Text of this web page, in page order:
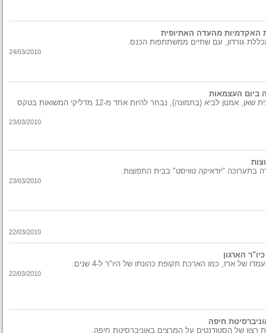
האקדמיות מהעדה האתיופית
גורדון, עם שתיים ממשתתפות הכנס.
24/03/2010
ביום העצמאות
מייסד ומנהל בית הספר לחינוך מיוחד גולני בבית שאן, אמנון לביא (בתמונה), נבחר להיות אחד מ-12 מדליקי המשואות בטקס
23/03/2010
בתערוכה "יודאיקה טוויסט" בבית התפוצות.
23/03/2010
22/03/2010
הארגון
של ארז, כמו הארכת תקופת כהונתו של היו"ר ל-4 שנים.
22/03/2010
חיפה
רצון של הסטודנטים על המרצים באוניברסיטת חיפה.